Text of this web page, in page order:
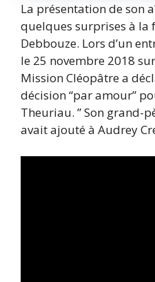
La présentation de son
quelques surprises à la
Debbouze. Lors d’un
le 25 novembre 2018
Mission Cléopâtre a
décision “par amour”
Theuriau. ” Son grand-
avait ajouté à Audrey